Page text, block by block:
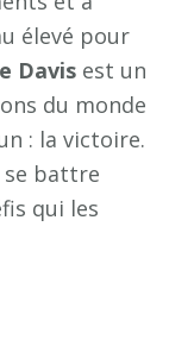
élevé pour
Davis est un
du monde
: la victoire.
se battre
qui les